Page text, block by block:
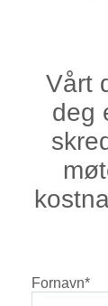
Vårt
deg
Fornavn*